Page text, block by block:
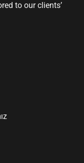
to our clients’